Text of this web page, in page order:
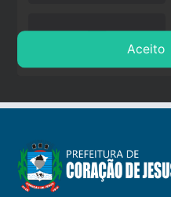
stop
Aceito